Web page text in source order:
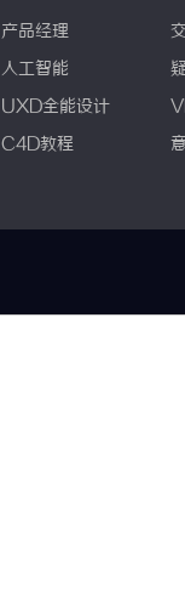
产品经理
人工智能
UXD全能设计
C4D教程